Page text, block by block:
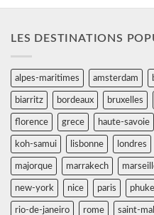
LES DESTINATIONS
alpes-maritimes amsterdam
biarritz bordeaux bruxelles
florence grece haute-savoie
koh-samui lisbonne londres
majorque marrakech
new-york nice paris
rio-de-janeiro rome saint-